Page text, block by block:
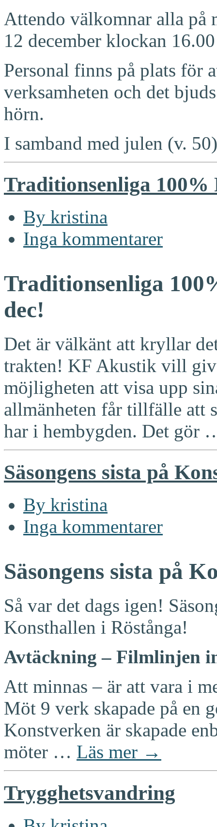
Attendo välkomnar alla på
12 december klockan
Personal finns på plats för
verksamheten och det
hörn.
I samband med julen (v.
Traditionsenliga 100%
By kristina
Inga kommentarer
Traditionsenliga
dec!
Det är välkänt att kryllar
trakten! KF Akustik vill
möjligheten att visa upp
allmänheten får tillfälle att
har i hembygden. Det gör
Säsongens sista på
By kristina
Inga kommentarer
Säsongens sista på
Så var det dags igen!
Konsthallen i Röstånga!
Avtäckning – Filmlinjen
Att minnas – är att vara i
Möt 9 verk skapade på en
Konstverken är skapade
möter … Läs mer →
Trygghetsvandring